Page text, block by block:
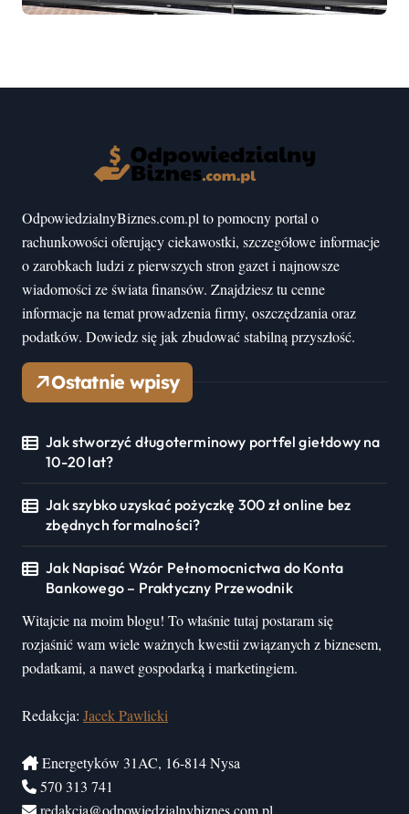
mogłeś nie wiedzieć
OdpowiedzialnyBiznes.com.pl to pomocny portal o
rachunkowości oferujący ciekawostki, szczegółowe informacje
o zarobkach ludzi z pierwszych stron gazet i najnowsze
wiadomości ze świata finansów. Znajdziesz tu cenne
informacje na temat prowadzenia firmy, oszczędzania oraz
podatków. Dowiedz się jak zbudować stabilną przyszłość.
Ostatnie wpisy
Jak stworzyć długoterminowy portfel giełdowy na
10-20 lat?
Jak szybko uzyskać pożyczkę 300 zł online bez
zbędnych formalności?
Jak Napisać Wzór Pełnomocnictwa do Konta
Bankowego – Praktyczny Przewodnik
Witajcie na moim blogu! To właśnie tutaj postaram się
rozjaśnić wam wiele ważnych kwestii związanych z biznesem,
podatkami, a nawet gospodarką i marketingiem.
Redakcja: Jacek Pawlicki
Energetyków 31AC, 16-814 Nysa
570 313 741
redakcja@odpowiedzialnybiznes.com.pl